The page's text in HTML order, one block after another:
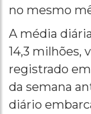
no mesmo
A média
14,3 milhões,
registrado
da semana
diário